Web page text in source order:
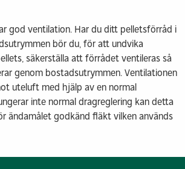
god ventilation. Har du ditt pelletsförråd i
bör du, för att undvika
säkerställa att förrådet ventileras så
genom bostadsutrymmen. Ventilationen
uteluft med hjälp av en normal
inte normal dragreglering kan detta
ändamålet godkänd fläkt vilken används